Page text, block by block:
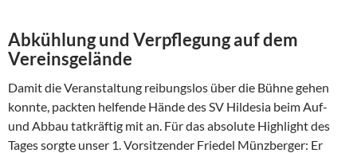
Abkühlung und Verpflegung auf dem
Vereinsgelände
Damit die Veranstaltung reibungslos über die Bühne gehen
konnte, packten helfende Hände des SV Hildesia beim Auf-
und Abbau tatkräftig mit an. Für das absolute Highlight des
Tages sorgte unser 1. Vorsitzender Friedel Münzberger: Er